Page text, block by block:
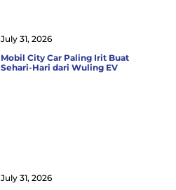
Mobil City Car Paling Irit Buat
Sehari-Hari dari Wuling EV
July 31, 2026
July 31, 2026